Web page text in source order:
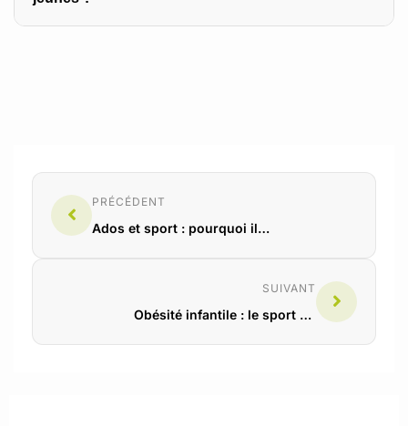
spontanée. L’obésité infantile est une crise
d’environnement, pas de volonté individuelle.
PRÉCÉDENT
Ados et sport : pourquoi ils décrochent à 14 ans (et comment les garder)
SUIVANT
Obésité infantile : le sport comme premier remède avant les régimes